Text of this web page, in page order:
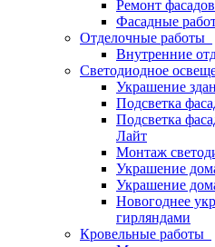
Ремонт фасадов
Фасадные
Отделочные работы
Внутренние
Светодиодное
Украшение
Подсветка
Подсветка
Лайт
Монтаж
Украшение
Украшение
Новогоднее
гирляндами
Кровельные работы